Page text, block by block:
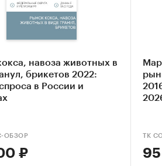
отчетности,
объемы кредитов и
развития рынка до 2034
и оптимистичному
«БАШНЕФТЬ»
навоза животных в
брикетов 2022:
в России и
ОБЗОР
₽
ТК